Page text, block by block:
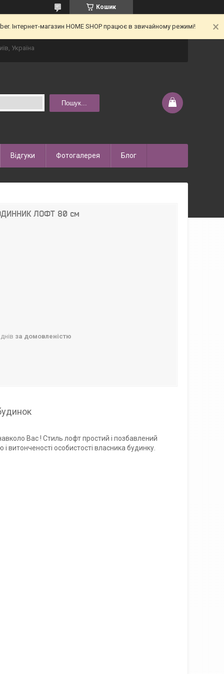
Кошик
Інтернет-магазин HOME SHOP працює в звичайному режимі!
Україна
Пошук...
Відгуки Фотогалерея Блог
ЛОФТ 80 см
за домовленістю
Вас ! Стиль лофт простий і позбавлений
витонченості особистості власника будинку.